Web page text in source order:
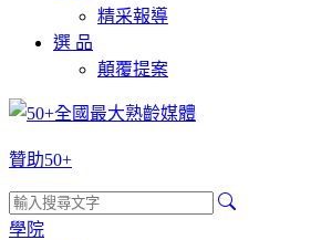
精采報導
選 品
顛覆提案
贊助50+
學院